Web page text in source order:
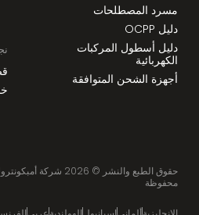
مسرد المصطلحات
دليل OCPP
دليل أسطول المركبات
الكهربائية
أجهزة الشحن المتوافقة
حقوق الطبع والنشر © 2026 شركة
محفوظة